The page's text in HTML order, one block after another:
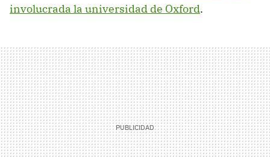
involucrada la universidad de Oxford.